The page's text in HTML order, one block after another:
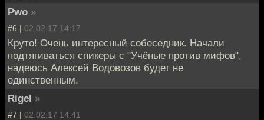
Pwo »
#6 | 02.02.17 14:17
Круто! Очень интересный собеседник. Начали
подтягиваться спикеры с "Учёные против мифов",
надеюсь Алексей Водовозов будет не
единственным.
Rigel »
#7 | 02.02.17 14:41